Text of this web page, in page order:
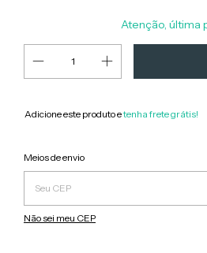
Atenção, última
Adicione este produto etenha frete grátis!
Entregas para o CEP:
Meios de envio
Não sei meu CEP